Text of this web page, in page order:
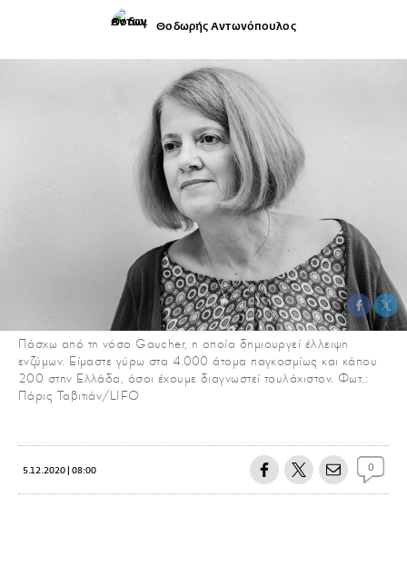
Θοδωρής Αντωνόπουλος
Πάσχω από τη νόσο Gaucher, η οποία δημιουργεί έλλειψη
ενζύμων. Είμαστε γύρω στα 4.000 άτομα παγκοσμίως και κάπου
200 στην Ελλάδα, όσοι έχουμε διαγνωστεί τουλάχιστον. Φωτ.:
Πάρις Ταβιτιάν/LIFO
5.12.2020 | 08:00 0